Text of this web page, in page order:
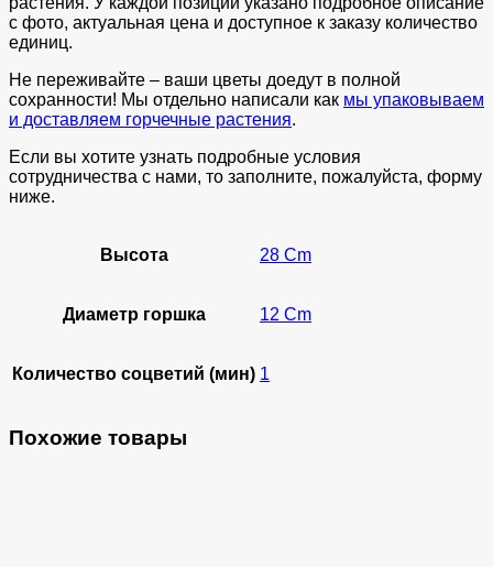
с фото, актуальная цена и доступное к заказу количество
единиц.
Не переживайте – ваши цветы доедут в полной
сохранности! Мы отдельно написали как мы упаковываем
и доставляем горчечные растения.
Если вы хотите узнать подробные условия
сотрудничества с нами, то заполните, пожалуйста, форму
ниже.
Высота 28 Cm
Диаметр горшка 12 Cm
Количество соцветий (мин) 1
Похожие товары